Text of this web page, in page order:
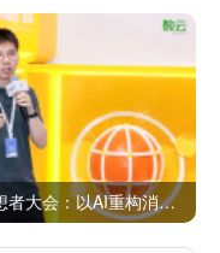
数云Agent OS亮相华为云INSPIRE创想者大会：以AI重构消费者运营与零售营销新范式